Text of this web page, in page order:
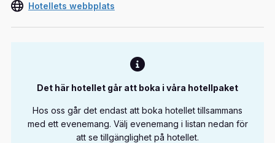
Hotellets webbplats
Det här hotellet går att boka i våra hotellpaket
Hos oss går det endast att boka hotellet tillsammans
med ett evenemang. Välj evenemang i listan nedan för
att se tillgänglighet på hotellet.